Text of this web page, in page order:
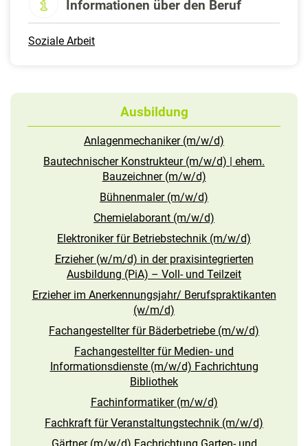
Informationen über den Beruf
Soziale Arbeit
Ausbildung
Anlagenmechaniker (m/w/d)
Bautechnischer Konstrukteur (m/w/d) | ehem.
Bauzeichner (m/w/d)
Bühnenmaler (m/w/d)
Chemielaborant (m/w/d)
Elektroniker für Betriebstechnik (m/w/d)
Erzieher (w/m/d) in der praxisintegrierten
Ausbildung (PiA) – Voll- und Teilzeit
Erzieher im Anerkennungsjahr/ Berufspraktikanten
(w/m/d)
Fachangestellter für Bäderbetriebe (m/w/d)
Fachangestellter für Medien- und
Informationsdienste (m/w/d) Fachrichtung
Bibliothek
Fachinformatiker (m/w/d)
Fachkraft für Veranstaltungstechnik (m/w/d)